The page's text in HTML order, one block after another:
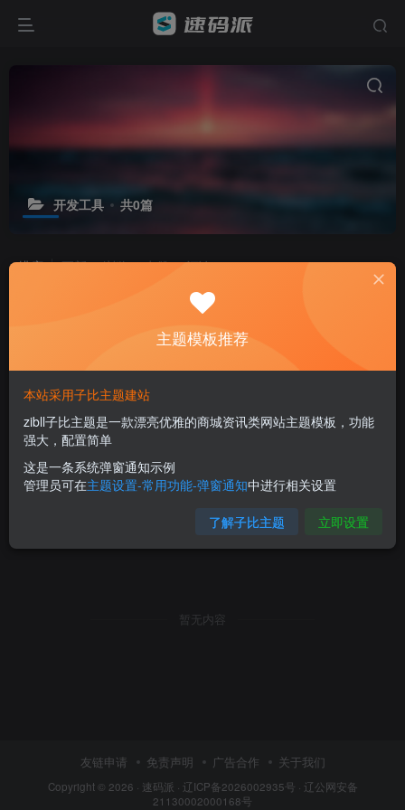
开发工具 共0篇
排序 更新 浏览 点赞 评论
暂无内容
友链申请 免责声明 广告合作 关于我们
Copyright © 2026 · 速码派 · 辽ICP备2026002935号 · 辽公网安备
21130002000168号
主题模板推荐
本站采用子比主题建站
zibll子比主题是一款漂亮优雅的商城资讯类网站主题模板，功能
强大，配置简单
这是一条系统弹窗通知示例
管理员可在主题设置-常用功能-弹窗通知中进行相关设置
了解子比主题 立即设置